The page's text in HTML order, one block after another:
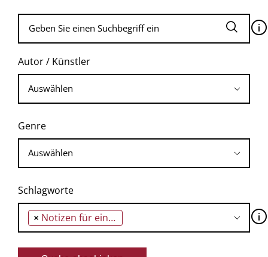
🛈
Autor / Künstler
Genre
Schlagworte
× Notizen für eine afrikanische Orestie 🛈